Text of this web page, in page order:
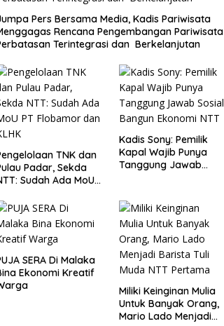
Pers Bersama Media, Kadis Pariwisata
Rencana Pengembangan Pariwisata
Terintegrasi dan Berkelanjutan
TNK dan
Padar, Sekda
Sudah Ada MoU
Kadis Sony: Pemilik
Kapal Wajib Punya
Tanggung Jawab
SERA Di Malaka
Ekonomi Kreatif
Miliki Keinginan Mulia
Untuk Banyak Orang,
Mario Lado Menjadi